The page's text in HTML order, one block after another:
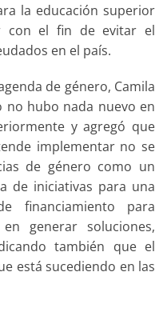
la educación superior
con el fin de evitar el
en el país.
de género, Camila
no hubo nada nuevo en
y agregó que
implementar no se
de género como un
de iniciativas para una
financiamiento para
generar soluciones,
también que el
está sucediendo en las